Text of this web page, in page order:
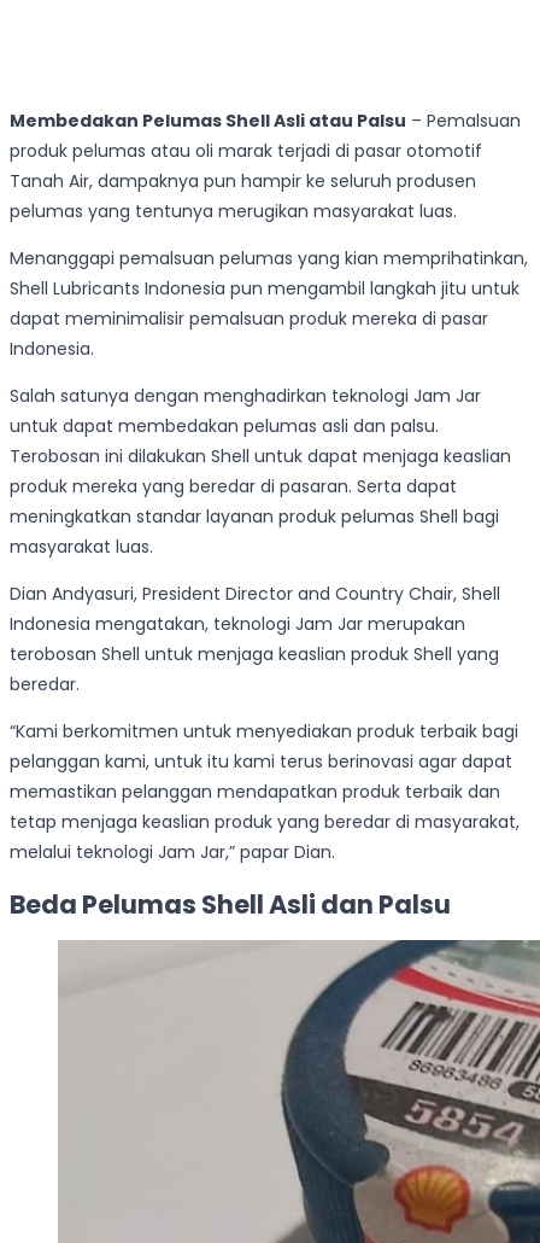
Membedakan Pelumas Shell Asli atau Palsu – Pemalsuan
produk pelumas atau oli marak terjadi di pasar otomotif
Tanah Air, dampaknya pun hampir ke seluruh produsen
pelumas yang tentunya merugikan masyarakat luas.
Menanggapi pemalsuan pelumas yang kian memprihatinkan,
Shell Lubricants Indonesia pun mengambil langkah jitu untuk
dapat meminimalisir pemalsuan produk mereka di pasar
Indonesia.
Salah satunya dengan menghadirkan teknologi Jam Jar
untuk dapat membedakan pelumas asli dan palsu.
Terobosan ini dilakukan Shell untuk dapat menjaga keaslian
produk mereka yang beredar di pasaran. Serta dapat
meningkatkan standar layanan produk pelumas Shell bagi
masyarakat luas.
Dian Andyasuri, President Director and Country Chair, Shell
Indonesia mengatakan, teknologi Jam Jar merupakan
terobosan Shell untuk menjaga keaslian produk Shell yang
beredar.
“Kami berkomitmen untuk menyediakan produk terbaik bagi
pelanggan kami, untuk itu kami terus berinovasi agar dapat
memastikan pelanggan mendapatkan produk terbaik dan
tetap menjaga keaslian produk yang beredar di masyarakat,
melalui teknologi Jam Jar,” papar Dian.
Beda Pelumas Shell Asli dan Palsu